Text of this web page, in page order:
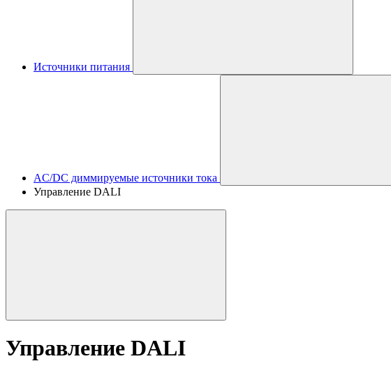
Источники питания
AC/DC диммируемые источники тока
Управление DALI
Управление DALI